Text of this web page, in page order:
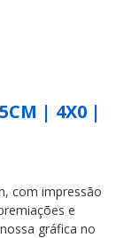
| 4X0 |
com impressão
e
gráfica no